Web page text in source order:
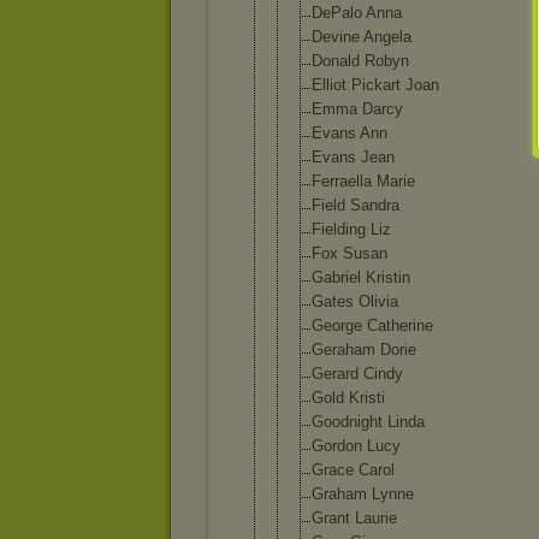
DePalo Anna
Devine Angela
Donald Robyn
Elliot Pickart Joan
Emma Darcy
Evans Ann
Evans Jean
Ferraella Marie
Field Sandra
Fielding Liz
Fox Susan
Gabriel Kristin
Gates Olivia
George Catherine
Geraham Dorie
Gerard Cindy
Gold Kristi
Goodnight Linda
Gordon Lucy
Grace Carol
Graham Lynne
Grant Laurie